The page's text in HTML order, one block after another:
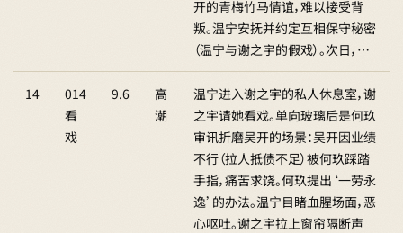
开的青梅竹马情谊，难以接受背
叛。温宁安抚并约定互相保守秘密
（温宁与谢之宇的假戏）。次日，…
14
014
看
戏
9.6
高
潮
温宁进入谢之宇的私人休息室，谢
之宇请她看戏。单向玻璃后是何玖
审讯折磨吴开的场景：吴开因业绩
不行（拉人抵债不足）被何玖踩踏
手指，痛苦求饶。何玖提出‘一劳永
逸’的办法。温宁目睹血腥场面，恶
心呕吐。谢之宇拉上窗帘隔断声